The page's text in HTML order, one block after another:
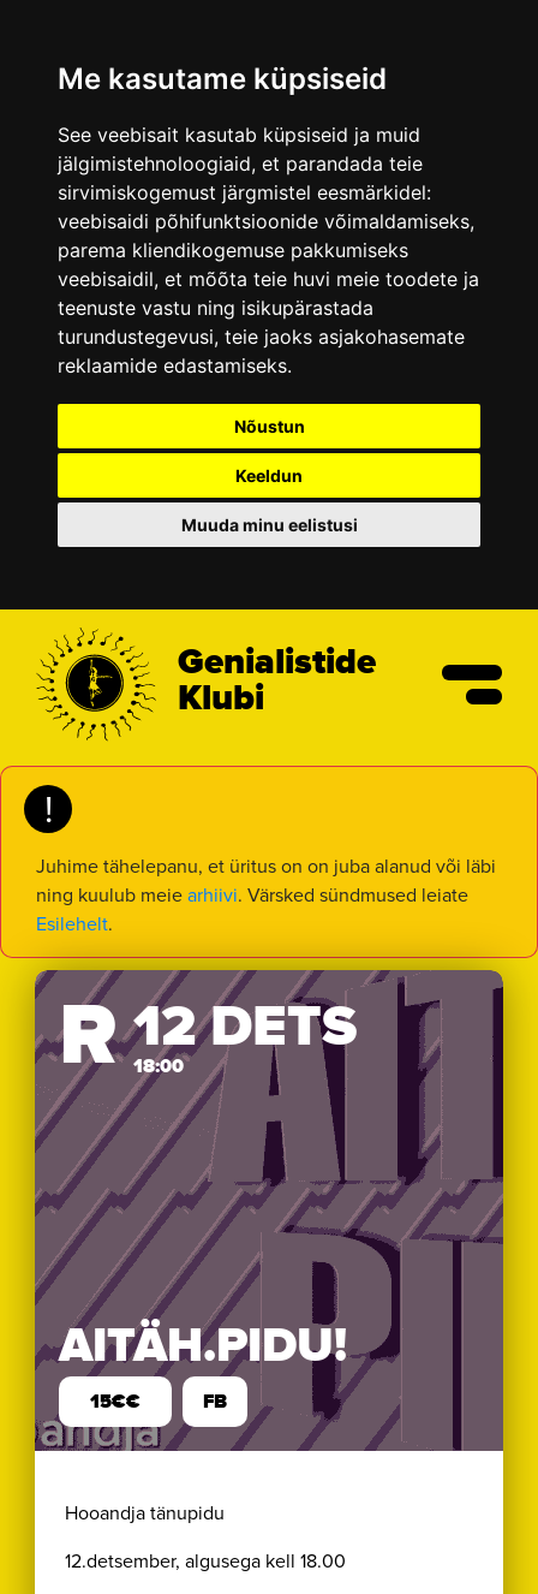
Me kasutame küpsiseid
See veebisait kasutab küpsiseid ja muid
jälgimistehnoloogiaid, et parandada teie
sirvimiskogemust järgmistel eesmärkidel:
veebisaidi põhifunktsioonide võimaldamiseks,
parema kliendikogemuse pakkumiseks
veebisaidil, et mõõta teie huvi meie toodete ja
teenuste vastu ning isikupärastada
turundustegevusi, teie jaoks asjakohasemate
reklaamide edastamiseks.
Nõustun
Keeldun
Muuda minu eelistusi
Genialistide
Klubi
!
Juhime tähelepanu, et üritus on on juba alanud või läbi
ning kuulub meiearhiivi. Värsked sündmused leiate
Esilehelt.
R 12 DETS
18:00
AITÄH.PIDU!
15€€ FB
Hooandja tänupidu
12.detsember, algusega kell 18.00